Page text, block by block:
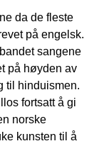
da de fleste
på engelsk.
sangene
på høyden av
til hinduismen.
fortsatt å gi
norske
kunsten til å